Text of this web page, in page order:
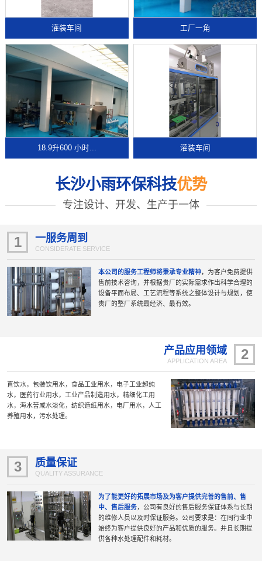
灌装车间 工厂一角
18.9升600 小时... 灌装车间
长沙小雨环保科技优势
专注设计、开发、生产于一体
1 一服务周到
CONSIDERATE SERVICE
本公司的服务工程师将秉承专业精神，为客户免费提供
售前技术咨询，并根据贵厂的实际需求作出科学合理的
设备平面布局、工艺流程等系统之整体设计与规划，使
贵厂的整厂系统最经济、最有效。
2
产品应用领域
APPLICATION AREA
直饮水，包装饮用水，食品工业用水，电子工业超纯
水，医药行业用水，工业产品制造用水，精细化工用
水，海水苦咸水淡化，纺织造纸用水，电厂用水，人工
养殖用水，污水处理。
3 质量保证
QUALITY ASSURANCE
为了能更好的拓展市场及为客户提供完善的售前、售
中、售后服务，公司有良好的售后服务保证体系与长期
的维修人员以及时保证服务。公司要求是：在同行业中
始终为客户提供良好的产品和优质的服务。并且长期提
供各种水处理配件和耗材。